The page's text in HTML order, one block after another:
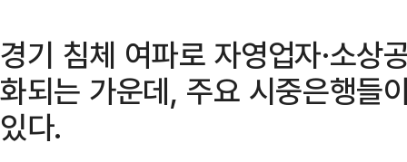
경기 침체 여파로 자영업자·소상
화되는 가운데, 주요 시중은행들
있다.